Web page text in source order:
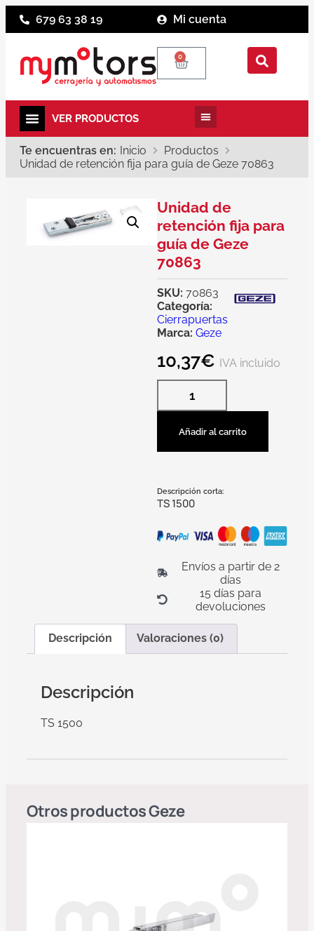
679 63 38 19 Mi cuenta
0
Te encuentras en: Inicio
Productos
Unidad de retención fija para guía de Geze 70863
Unidad de
retención fija para
guía de Geze
70863
SKU: 70863
Categoría:
Cierrapuertas
Marca: Geze
10,37€ IVA incluido
Añadir al carrito
Descripción corta:
TS 1500
Envíos a partir de 2
días
15 días para
devoluciones
Descripción Valoraciones (0)
Descripción
TS 1500
Otros productosGeze